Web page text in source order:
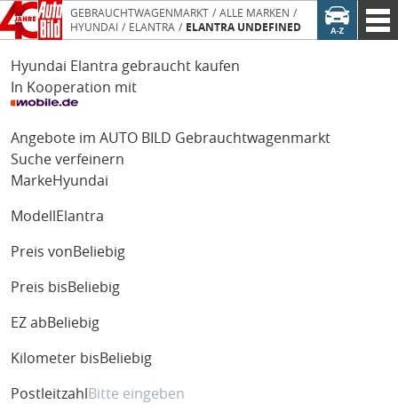
GEBRAUCHTWAGENMARKT
ALLE MARKEN
HYUNDAI
ELANTRA ELANTRA UNDEFINED
Hyundai Elantra gebraucht kaufen
In Kooperation mit
Angebote im AUTO BILD Gebrauchtwagenmarkt
Suche verfeinern
MarkeHyundai
Modell Elantra
Preis von Beliebig
Preis bis Beliebig
EZ ab Beliebig
Kilometer bis Beliebig
Postleitzahl